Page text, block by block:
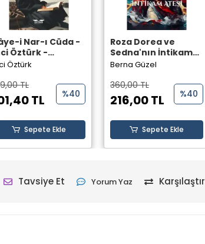
i Nar-ı Cüda -
Öztürk -
Öztürk
TL
TL %40
Sepete Ekle
Roza Dorea ve
Sedna'nın İntikam
Ateşi - Berna Güzel -
Berna Güzel
360,00 TL
216,00 TL %40
Sepete Ekle
Tavsiye Et Yorum Yaz Karşılaştır